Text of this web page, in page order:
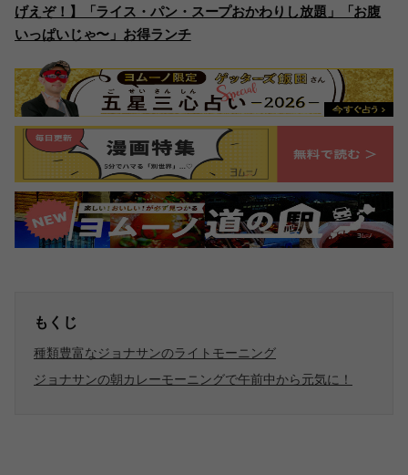
げえぞ！】「ライス・パン・スープおかわりし放題」「お腹
いっぱいじゃ〜」お得ランチ
もくじ
種類豊富なジョナサンのライトモーニング
ジョナサンの朝カレーモーニングで午前中から元気に！